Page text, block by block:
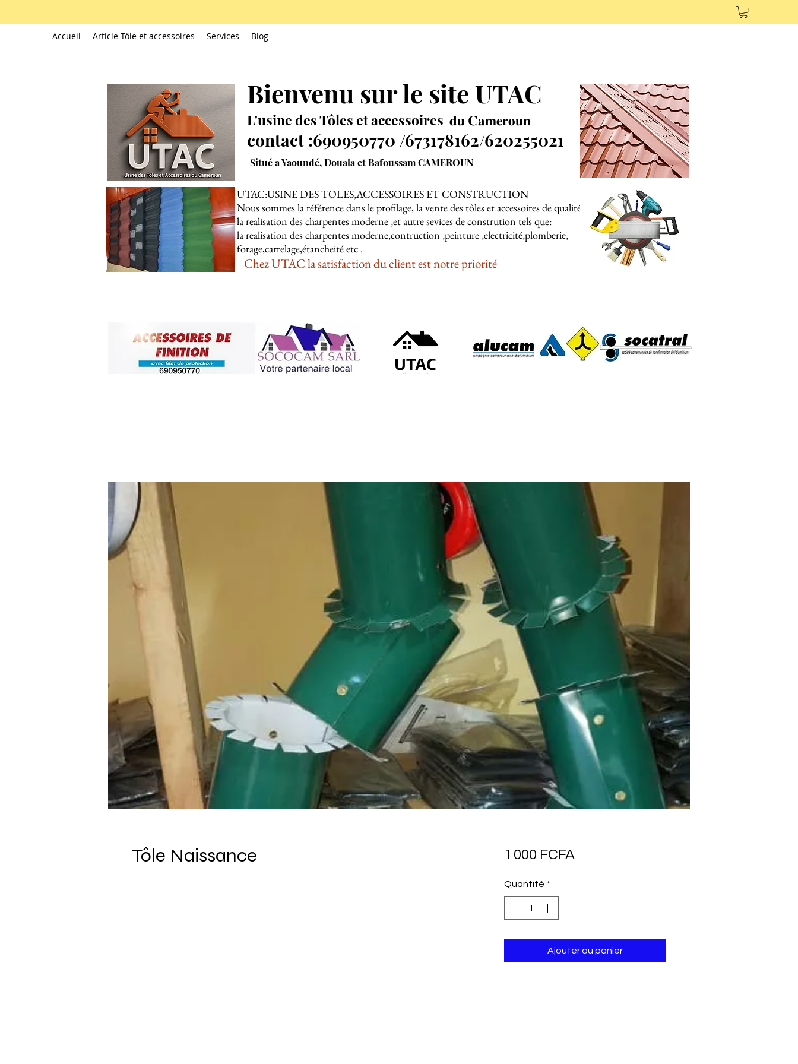
Accueil Article Tôle et accessoires Services Blog
Bienvenu sur le site UTAC
L'usine des Tôles et accessoires 𝐝𝐮 𝐂𝐚𝐦𝐞𝐫𝐨𝐮𝐧
contact :690950770 /673178162/620255021
Situé a Yaoundé, Douala et Bafoussam CAMEROUN
UTAC:USINE DES TOLES,ACCESSOIRES ET CONSTRUCTION
Nous sommes la référence dans le profilage, la vente des tôles et accessoires de qualité,
la realisation des charpentes moderne ,et autre sevices de constrution tels que:
la realisation des charpentes moderne,contruction ,peinture ,electricité,plomberie,
forage,carrelage,étancheité etc .
Chez UTAC la satisfaction du client est notre priorité
Tôle Naissance 1 000 FCFAPrix
Quantité *
Ajouter au panier